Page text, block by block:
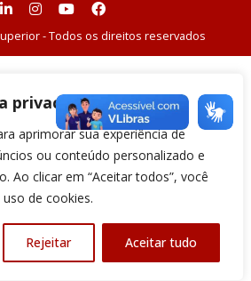
privacidade
aprimorar sua experiência de
ou conteúdo personalizado e
Ao clicar em “Aceitar todos”, você
de cookies.
Rejeitar Aceitar tudo
- Todos os direitos reservados